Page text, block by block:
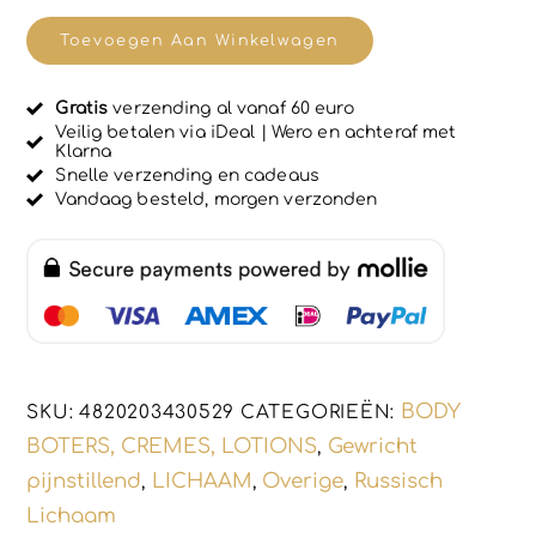
r
d
0
i
t
5
crème
-
tegen
en
spieren
aantal
Toevoegen Aan Winkelwagen
Gratis verzending al vanaf 60 euro
Veilig betalen via iDeal | Wero en achteraf met
Klarna
Snelle verzending en cadeaus
Vandaag besteld, morgen verzonden
SKU:4820203430529 CATEGORIEËN: BODY
BOTERS, CREMES, LOTIONS, Gewricht
pijnstillend, LICHAAM, Overige, Russisch
Lichaam